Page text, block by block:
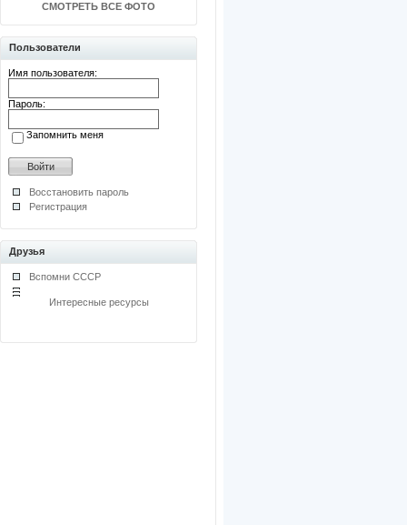
СМОТРЕТЬ ВСЕ ФОТО
Пользователи
Имя пользователя:
Пароль:
Запомнить меня
Восстановить пароль
Регистрация
Друзья
Вспомни СССР
Интересные ресурсы